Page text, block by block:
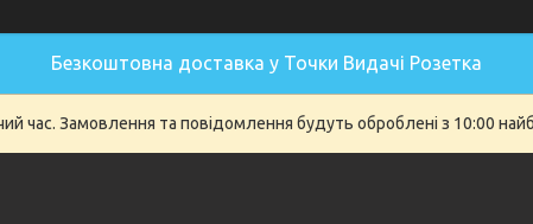
Безкоштовна доставка у Точки Видачі Розетка
час. Замовлення та повідомлення будуть оброблені з 10:00